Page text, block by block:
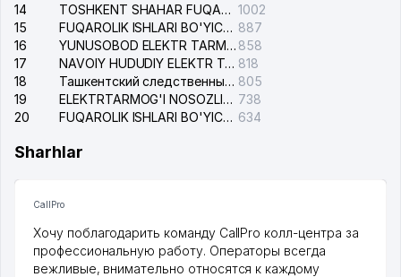
14
TOSHKENT SHAHAR FUQAROLIK ISHLARI BO'YICHA SUDI 1002
15
FUQAROLIK ISHLARI BO'YICHA YAKKASAROY TUMANLARARO SUDI 887
16
YUNUSOBOD ELEKTR TARMOG'I NOSOZLIKLARI XIZMATI 858
17
NAVOIY HUDUDIY ELEKTR TARMOQLARI KORXONASI AJ 818
18
Ташкентский следственный изолятор 805
19
ELEKTRTARMOG'I NOSOZLIKLARINI TO'ZATISH SERGELI XIZMATI 738
20
FUQAROLIK ISHLARI BO'YICHA UCH-TEPA TUMANI SUDI 634
Sharhlar
CallPro
Хочу поблагодарить команду CallPro колл-центра за
профессиональную работу. Операторы всегда
вежливые, внимательно относятся к каждому